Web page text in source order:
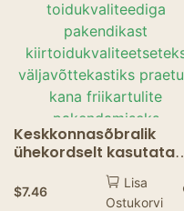
Keskkonnasõbralik
ühekordselt kasutatav
3-sektsiooniline
toidukvaliteediga
$7.46
Lisa
Ostukorvi